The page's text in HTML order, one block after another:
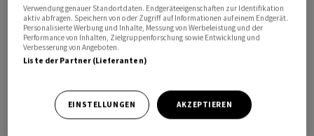
auch auf den Auftragseingängen für langlebige
Wirtschaftsgüter in der weltgrössten Volkswirtschaft.
Verwendung genauer Standortdaten. Endgeräteeigenschaften zur Identifikation
aktiv abfragen. Speichern von oder Zugriff auf Informationen auf einem Endgerät.
Personalisierte Werbung und Inhalte, Messung von Werbeleistung und der
Performance von Inhalten, Zielgruppenforschung sowie Entwicklung und
Verbesserung von Angeboten.
Liste der Partner (Lieferanten)
EINSTELLUNGEN AKZEPTIEREN